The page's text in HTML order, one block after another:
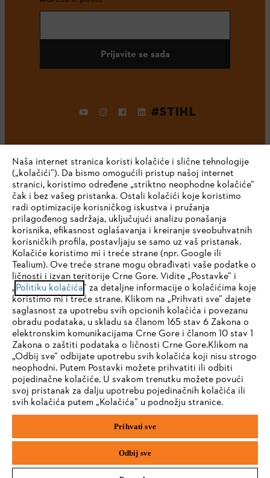
Prijavite se sada
#STIHL
Kompanija
STIHL FAQ
Servis
Politika privatnosti Pravni osnovi Kolačići
Pravne informacije
STIHL d.o.o., Prekonoška 24, 11077 Beograd
IHR BROWSER WIRD NICHT
UNTERSTÜTZT
Sie nutzen einen Browser, den wir noch nicht unterstützen. Für
eine optimale Nutzung unserer Seite empfehlen wir Ihnen, zu
einem der folgenden Browser zu wechseln:
Firefox Chrome
Naša internet stranica koristi kolačiće i slične tehnologije
(„kolačići”). Da bismo omogućili pristup našoj internet
stranici, koristimo određene „striktno neophodne kolačiće”
čak i bez vašeg pristanka. Ostali kolačići koje koristimo
radi optimizacije korisničkog iskustva i pružanja
prilagođenog sadržaja, uključujući analizu ponašanja
korisnika, efikasnost oglašavanja i kreiranje sveobuhvatnih
korisničkih profila, postavljaju se samo uz vaš pristanak.
Kolačiće koristimo mi i treće strane (npr. Google ili
Tealium). Ove treće strane mogu obrađivati vaše podatke o
ličnosti i izvan teritorije Crne Gore. Vidite „Postavke” i
„Politiku kolačića” za detaljne informacije o kolačićima koje
koristimo mi i treće strane. Klikom na „Prihvati sve” dajete
saglasnost za upotrebu svih opcionih kolačića i povezanu
obradu podataka, u skladu sa članom 165 stav 6 Zakona o
elektronskim komunikacijama Crne Gore i članom 10 stav 1
Zakona o zaštiti podataka o ličnosti Crne Gore.Klikom na
„Odbij sve” odbijate upotrebu svih kolačića koji nisu strogo
neophodni. Putem Postavki možete prihvatiti ili odbiti
pojedinačne kolačiće. U svakom trenutku možete povući
svoj pristanak za dalju upotrebu pojedinačnih kolačića ili
svih kolačića putem „Kolačića” u podnožju stranice.
Prihvati sve
Odbij sve